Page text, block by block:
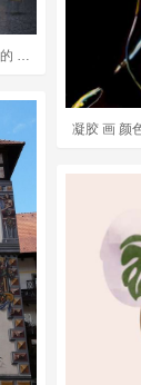
凝胶 画 颜